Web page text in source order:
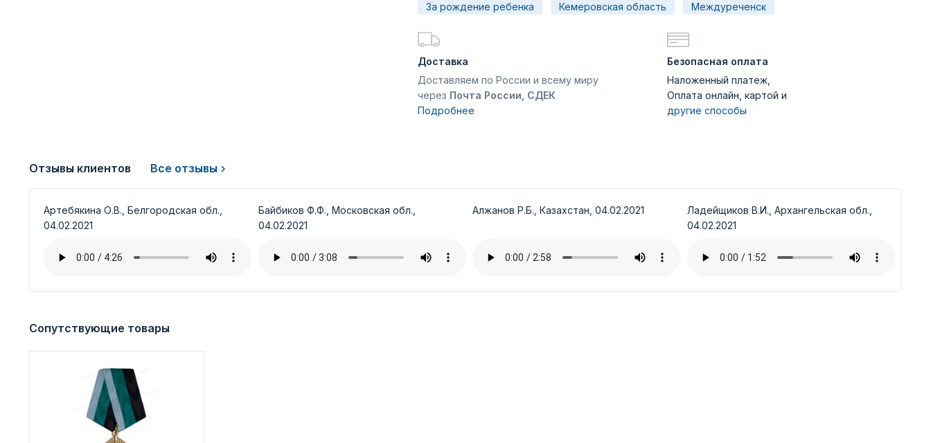
За рождение ребенка
Кемеровская область Междуреченск
Доставка
Доставляем по России и всему миру
через Почта России, СДЕК
Подробнее
Безопасная оплата
Наложенный платеж,
Оплата онлайн, картой и
другие способы
Отзывы клиентов Все отзывы
Артебякина О.В., Белгородская обл.,
04.02.2021
Байбиков Ф.Ф., Московская обл.,
04.02.2021
Алжанов Р.Б., Казахстан, 04.02.2021
Ладейщиков В.И., Архангельская обл.,
04.02.2021
Сопутствующие товары